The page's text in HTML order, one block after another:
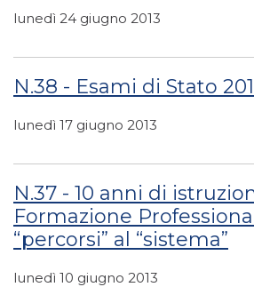
lunedì 24 giugno 2013
N.38 - Esami di Stato
lunedì 17 giugno 2013
N.37 - 10 anni di
Formazione
“percorsi” al “sistema”
lunedì 10 giugno 2013